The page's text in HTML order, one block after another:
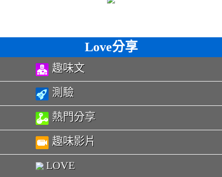
Love分享
趣味文
測驗
熱門分享
趣味影片
LOVE